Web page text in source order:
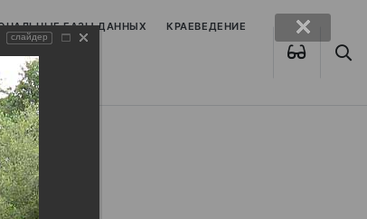
БАЗЫ ДАННЫХ КРАЕВЕДЕНИЕ
слайдер